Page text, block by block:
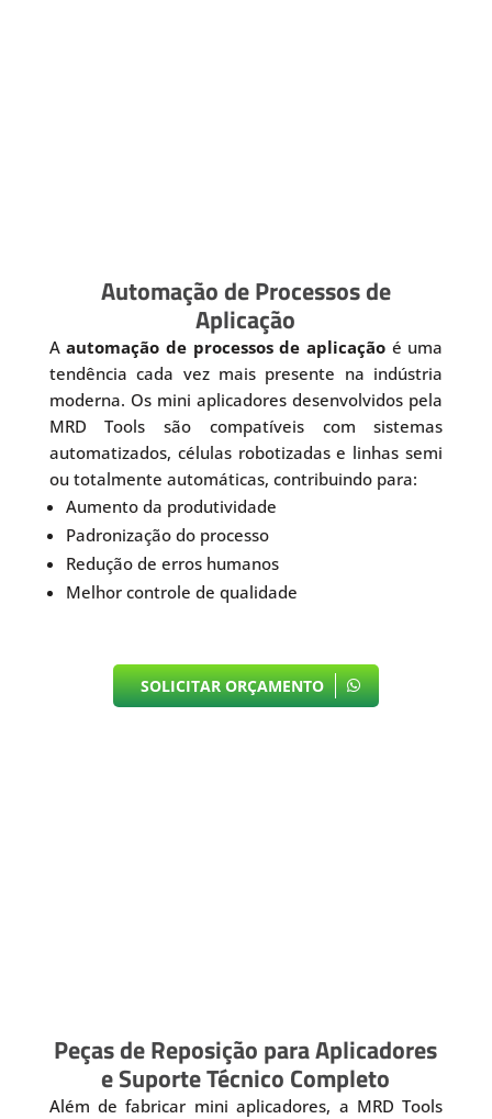
Automação de Processos de
Aplicação
Aautomação de processos de aplicaçãoé uma
tendência cada vez mais presente na indústria
moderna. Os mini aplicadores desenvolvidos pela
MRD Tools são compatíveis com sistemas
automatizados, células robotizadas e linhas semi
ou totalmente automáticas, contribuindo para:
Aumento da produtividade
Padronização do processo
Redução de erros humanos
Melhor controle de qualidade
SOLICITAR ORÇAMENTO
Peças de Reposição para Aplicadores
e Suporte Técnico Completo
Além de fabricar mini aplicadores, a MRD Tools